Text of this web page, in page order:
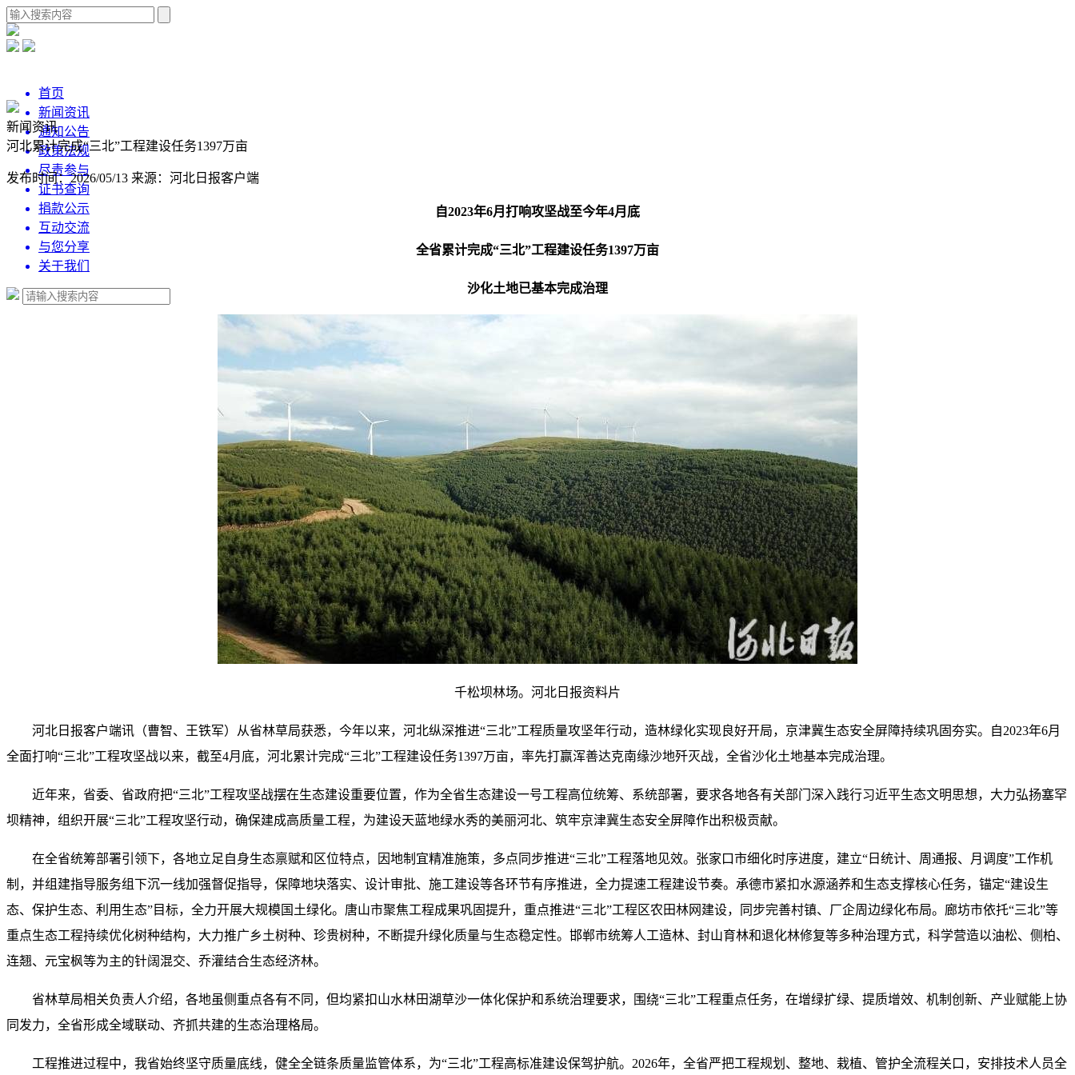
首页
新闻资讯
通知公告
政策法规
尽责参与
证书查询
捐款公示
互动交流
与您分享
关于我们
新闻资讯
河北累计完成“三北”工程建设任务1397万亩
发布时间：2026/05/13 来源：河北日报客户端
自2023年6月打响攻坚战至今年4月底
全省累计完成“三北”工程建设任务1397万亩
沙化土地已基本完成治理
千松坝林场。河北日报资料片
河北日报客户端讯（曹智、王铁军）从省林草局获悉，今年以来，河北纵深推进“三北”工程质量攻坚年行动，造林绿化实现良好开局，京津冀生态安全屏障持续巩固夯实。自2023年6月
全面打响“三北”工程攻坚战以来，截至4月底，河北累计完成“三北”工程建设任务1397万亩，率先打赢浑善达克南缘沙地歼灭战，全省沙化土地基本完成治理。
近年来，省委、省政府把“三北”工程攻坚战摆在生态建设重要位置，作为全省生态建设一号工程高位统筹、系统部署，要求各地各有关部门深入践行习近平生态文明思想，大力弘扬塞罕
坝精神，组织开展“三北”工程攻坚行动，确保建成高质量工程，为建设天蓝地绿水秀的美丽河北、筑牢京津冀生态安全屏障作出积极贡献。
在全省统筹部署引领下，各地立足自身生态禀赋和区位特点，因地制宜精准施策，多点同步推进“三北”工程落地见效。张家口市细化时序进度，建立“日统计、周通报、月调度”工作机
制，并组建指导服务组下沉一线加强督促指导，保障地块落实、设计审批、施工建设等各环节有序推进，全力提速工程建设节奏。承德市紧扣水源涵养和生态支撑核心任务，锚定“建设生
态、保护生态、利用生态”目标，全力开展大规模国土绿化。唐山市聚焦工程成果巩固提升，重点推进“三北”工程区农田林网建设，同步完善村镇、厂企周边绿化布局。廊坊市依托“三北”等
重点生态工程持续优化树种结构，大力推广乡土树种、珍贵树种，不断提升绿化质量与生态稳定性。邯郸市统筹人工造林、封山育林和退化林修复等多种治理方式，科学营造以油松、侧柏、
连翘、元宝枫等为主的针阔混交、乔灌结合生态经济林。
省林草局相关负责人介绍，各地虽侧重点各有不同，但均紧扣山水林田湖草沙一体化保护和系统治理要求，围绕“三北”工程重点任务，在增绿扩绿、提质增效、机制创新、产业赋能上协
同发力，全省形成全域联动、齐抓共建的生态治理格局。
工程推进过程中，我省始终坚守质量底线，健全全链条质量监管体系，为“三北”工程高标准建设保驾护航。2026年，全省严把工程规划、整地、栽植、管护全流程关口，安排技术人员全